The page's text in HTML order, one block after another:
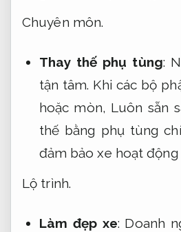
Chuyên môn.
Thay thế phụ tùng:
tận tâm. Khi các bộ
hoặc mòn, Luôn sẵn
thế bằng phụ tùng
đảm bảo xe hoạt động
Lộ trình.
Làm đẹp xe: Doanh